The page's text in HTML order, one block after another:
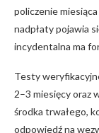
policzenie
nadpłaty pojawia
incydentalna ma
Testy
2–3 miesięcy oraz
środka trwałego,
odpowiedź na